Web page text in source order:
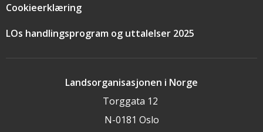
Landsorganisasjonen i Norge
Torggata 12
N-0181 Oslo
Cookieerklæring
LOs handlingsprogram og uttalelser 2025